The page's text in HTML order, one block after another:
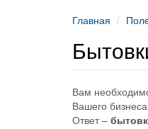
Главная
Вам
Вашего
Ответ –